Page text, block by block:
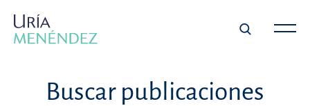
Buscar publicaciones
Filtrar resultados ×